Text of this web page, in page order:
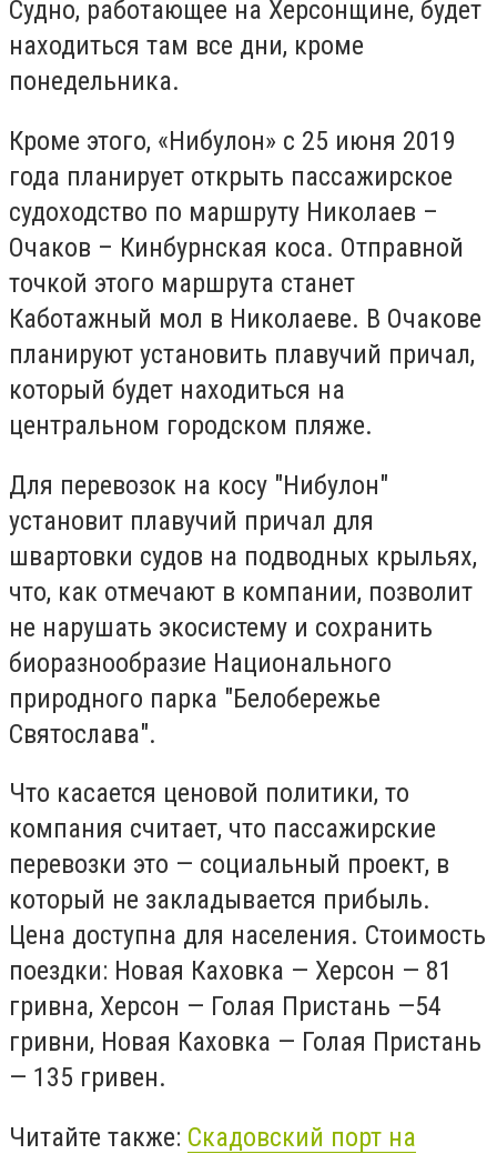
Судно, работающее на Херсонщине, будет
находиться там все дни, кроме
понедельника.
Кроме этого, «Нибулон» с 25 июня 2019
года планирует открыть пассажирское
судоходство по маршруту Николаев –
Очаков – Кинбурнская коса. Отправной
точкой этого маршрута станет
Каботажный мол в Николаеве. В Очакове
планируют установить плавучий причал,
который будет находиться на
центральном городском пляже.
Для перевозок на косу "Нибулон"
установит плавучий причал для
швартовки судов на подводных крыльях,
что, как отмечают в компании, позволит
не нарушать экосистему и сохранить
биоразнообразие Национального
природного парка "Белобережье
Святослава".
Что касается ценовой политики, то
компания считает, что пассажирские
перевозки это — социальный проект, в
который не закладывается прибыль.
Цена доступна для населения. Стоимость
поездки: Новая Каховка — Херсон — 81
гривна, Херсон — Голая Пристань —54
гривни, Новая Каховка — Голая Пристань
— 135 гривен.
Читайте также: Скадовский порт на